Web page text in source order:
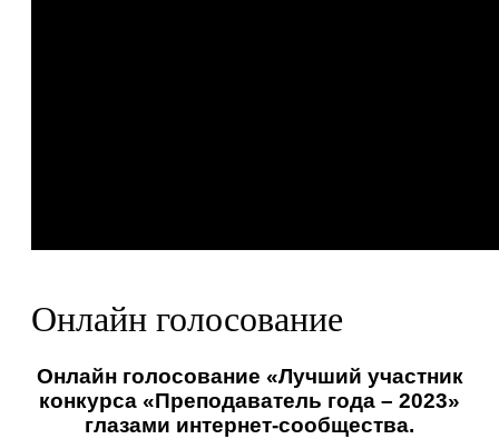
Онлайн голосование
Онлайн голосование «Лучший участник
конкурса «Преподаватель года – 2023»
глазами интернет-сообщества.